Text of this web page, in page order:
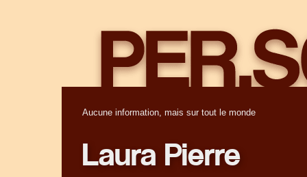
Aucune information, mais sur tout le monde
Laura Pierre